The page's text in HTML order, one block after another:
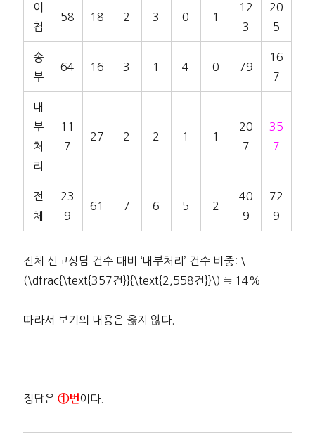
이
첩
58 18 2 3 0 1
12
3
20
5
송
부
64 16 3 1 4 0 79
16
7
내
부
처
리
11
7
27 2 2 1 1
20
7
35
7
전
체
23
9
61 7 6 5 2
40
9
72
9
전체 신고상담 건수 대비 ‘내부처리’ 건수 비중: \
(\dfrac{\text{357건}}{\text{2,558건}}\) ≒ 14%
따라서 보기의 내용은 옳지 않다.
정답은①번 이다.